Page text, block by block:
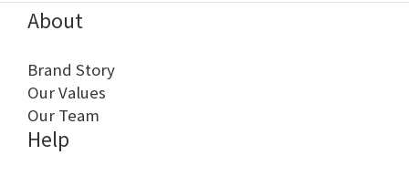
About
Brand Story
Our Values
Our Team
Help